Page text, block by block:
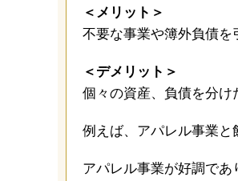
＜メリット＞
不要な事業や簿外負債を
＜デメリット＞
個々の資産、負債を分
例えば、アパレル事業と
アパレル事業が好調で